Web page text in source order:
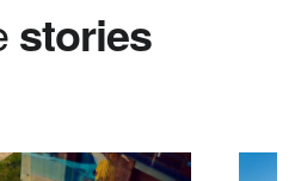
stories